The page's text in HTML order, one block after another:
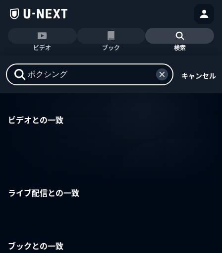
ビデオ ブック 検索
キャンセル
ビデオとの一致
ライブ配信との一致
ブックとの一致